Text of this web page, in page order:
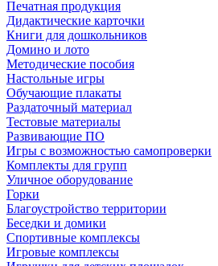
Печатная продукция
Дидактические карточки
Книги для дошкольников
Домино и лото
Методические пособия
Настольные игры
Обучающие плакаты
Раздаточный материал
Тестовые материалы
Развивающие ПО
Игры с возможностью самопроверки
Комплекты для групп
Уличное оборудование
Горки
Благоустройство территории
Беседки и домики
Спортивные комплексы
Игровые комплексы